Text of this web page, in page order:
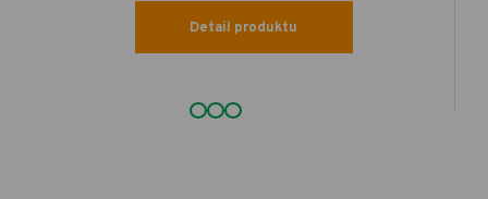
Detail produktu